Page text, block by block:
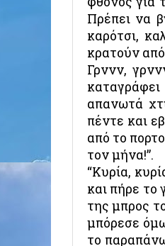
Πρέπει να
καρότσι,
κρατούν
Γρννν,
απανωτά
πέντε και
από το
τον μήνα!”.
“Κυρία,
και πήρε το
της μπρος
μπόρεσε
το